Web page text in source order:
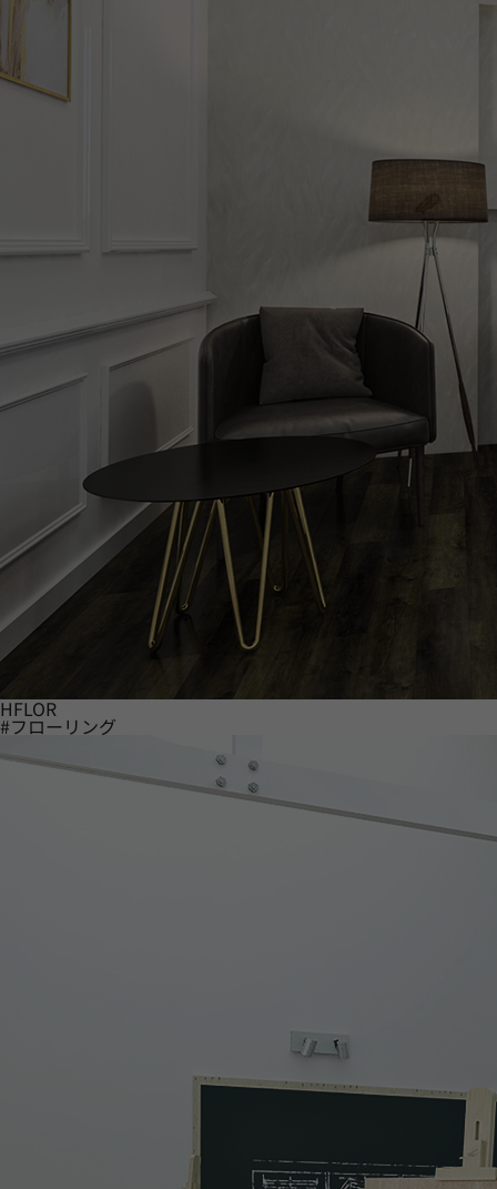
HFLOR
#フローリング